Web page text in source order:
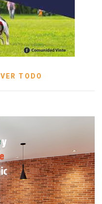
VER TODO